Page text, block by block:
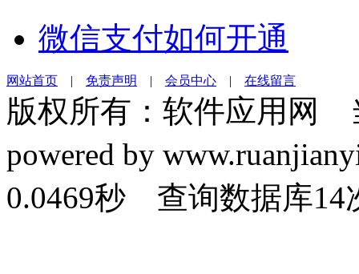
微信支付如何开通
网站首页 | 免责声明 | 会员中心 | 在线留言
版权所有：软件应用网
powered by
0.0469秒 查询数据库